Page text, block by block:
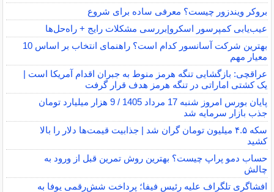
بروکر ویندزور چیست؟ معرفی ساده برای شروع
عیب‌یابی کمپرسور اسکرو|بررسی مشکلات رایج + راه‌حل‌ها
بهترین شرکت آسانسور کدام است؟ راهنمای انتخاب بر اساس 10
معیار مهم
عراقچی: بازگشایی تنگه هرمز منوط به جبران اقدام آمریکا است |
یک کشتی اماراتی در تنگه هرمز هدف قرار گرفت
پایان بورس امروز شنبه 17 مرداد 1405 / 9 هزار میلیارد تومان
جذب بازار سرمایه شد
سکه ۴.۵ میلیون تومان گران شد | جذابیت قیمت‌ها دلار را بالا
کشید
حساب دمو پراپ چیست؟ بهترین روش تمرین قبل از ورود به
چالش
افشاگری تلگراف علیه رئیس فیفا؛ پرداخت شش‌رقمی یوفا به